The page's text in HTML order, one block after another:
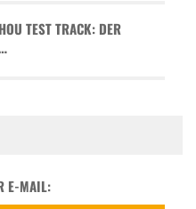
TEST TRACK: DER
E-MAIL: